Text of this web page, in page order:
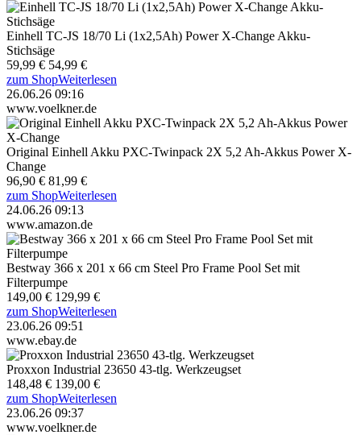
Einhell TC-JS 18/70 Li (1x2,5Ah) Power X-Change Akku-
Stichsäge
59,99 € 54,99 €
zum ShopWeiterlesen
26.06.26 09:16
www.voelkner.de
Original Einhell Akku PXC-Twinpack 2X 5,2 Ah-Akkus Power X-
Change
96,90 € 81,99 €
zum ShopWeiterlesen
24.06.26 09:13
www.amazon.de
Bestway 366 x 201 x 66 cm Steel Pro Frame Pool Set mit
Filterpumpe
149,00 € 129,99 €
zum ShopWeiterlesen
23.06.26 09:51
www.ebay.de
Proxxon Industrial 23650 43-tlg. Werkzeugset
148,48 € 139,00 €
zum ShopWeiterlesen
23.06.26 09:37
www.voelkner.de